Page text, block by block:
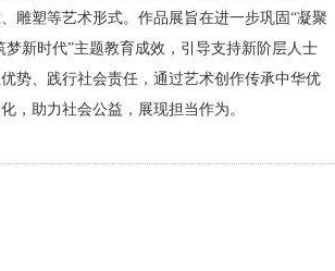
雕塑等艺术形式。作品展旨在进一步巩固“凝聚
梦新时代”主题教育成效，引导支持新阶层人士
势、践行社会责任，通过艺术创作传承中华优
，助力社会公益，展现担当作为。